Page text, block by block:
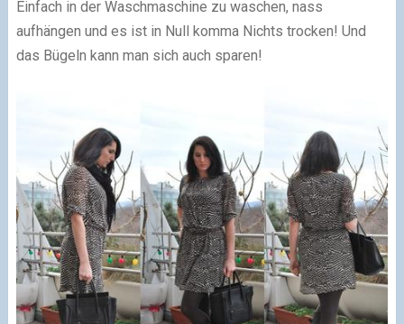
Einfach in der Waschmaschine zu waschen, nass
aufhängen und es ist in Null komma Nichts trocken! Und
das Bügeln kann man sich auch sparen!